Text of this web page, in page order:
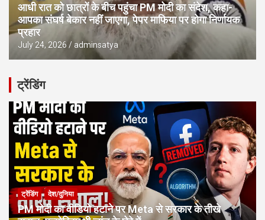
आधी रात को छात्रों के बीच पहुंचा PM मोदी का संदेश, कहा-
आपका संघर्ष बेकार नहीं जाएगा, पेपर माफिया पर होगा निर्णायक
प्रहार
July 24, 2026 adminsatya
ट्रेंडिंग
ट्रेंडिंग देश/दुनिया
PM मोदी का वीडियो हटाने पर Meta से सरकार के तीखे